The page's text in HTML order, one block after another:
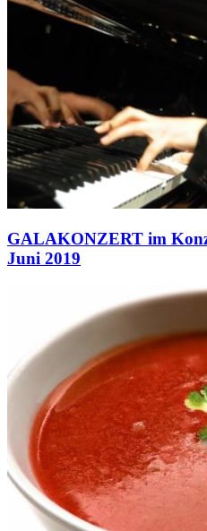
GALAKONZERT im
Juni 2019